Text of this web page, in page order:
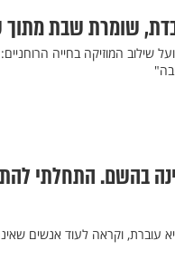
שומרת שבת
שילוב המוזיקה בחייה
בהשם. התחלתי
עוברת, וקראה לעוד אנשים